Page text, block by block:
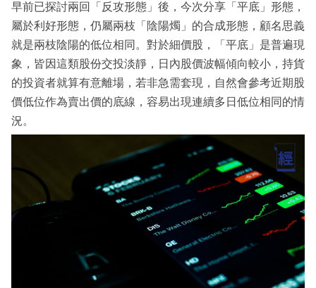
區
早前已探討兩回「反攻形態」後，今次分享「平底」形態，
屬於利好形態，仍屬兩枝「陰陽燭」的合成形態，顧名思義
就是兩枝陰陽的低位相同。對於細價股，「平底」是普遍現
象，皆因這類股份交投淡靜，日內股價波幅傾向較小，持貨
的投資者就算有意離場，若非急需套現，自然會參考近期股
價低位作為賣出價的底線，容易出現連續多日低位相同的情
況。